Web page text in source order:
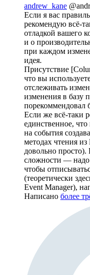
andrew_kane
Если я вас
рекомендую всё-
отладкой вашего
и о
при каждом
идея.
Присутствие
что вы
отслеживать
изменения в базу
порекоммендовал
Если же всё-таки
единственное,
на события
методах чтения
довольно
сложности — надо
чтобы
(теоретически
Event Manager),
Написано более